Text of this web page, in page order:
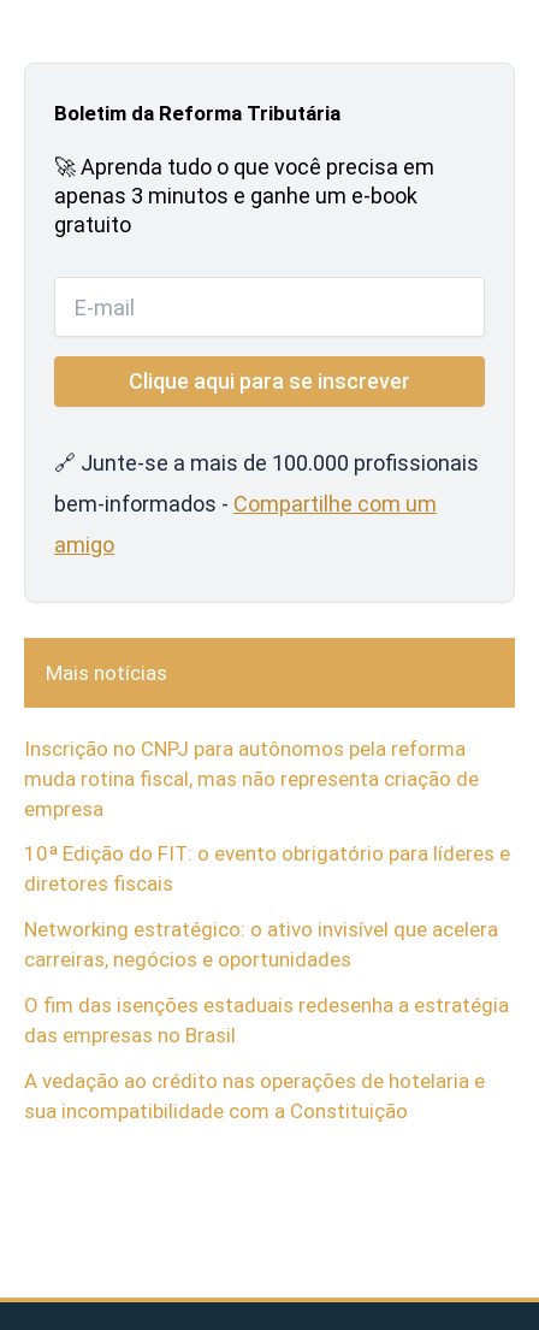
Boletim da Reforma Tributária
🚀 Aprenda tudo o que você precisa em
apenas 3 minutos e ganhe um e-book
gratuito
🔗 Junte-se a mais de 100.000 profissionais
bem-informados - Compartilhe com um
amigo
Mais notícias
Inscrição no CNPJ para autônomos pela reforma
muda rotina fiscal, mas não representa criação de
empresa
10ª Edição do FIT: o evento obrigatório para líderes e
diretores fiscais
Networking estratégico: o ativo invisível que acelera
carreiras, negócios e oportunidades
O fim das isenções estaduais redesenha a estratégia
das empresas no Brasil
A vedação ao crédito nas operações de hotelaria e
sua incompatibilidade com a Constituição